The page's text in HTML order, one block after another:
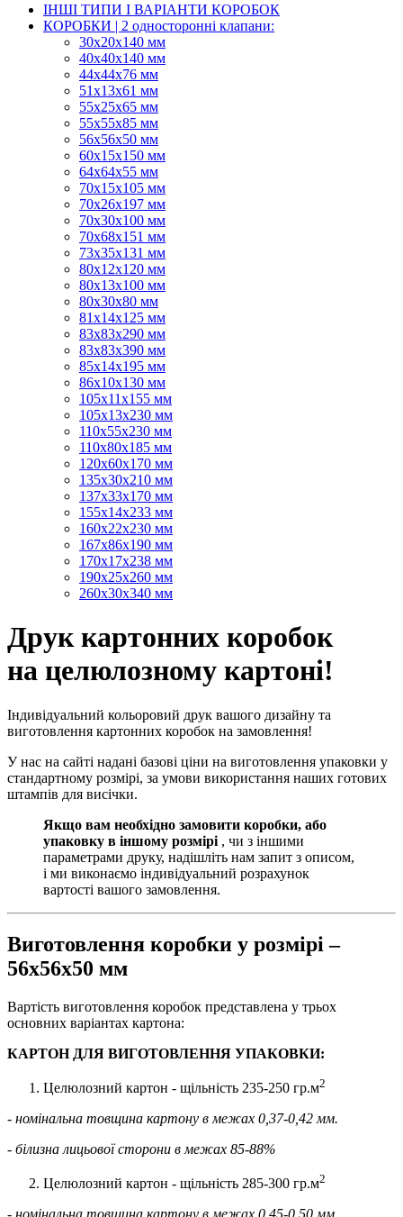
ІНШІ ТИПИ І ВАРІАНТИ КОРОБОК
КОРОБКИ | 2 односторонні клапани:
30x20x140 мм
40x40x140 мм
44х44х76 мм
51x13x61 мм
55х25х65 мм
55х55х85 мм
56х56х50 мм
60х15х150 мм
64х64х55 мм
70х15х105 мм
70х26х197 мм
70х30х100 мм
70х68х151 мм
73х35х131 мм
80х12х120 мм
80х13х100 мм
80х30х80 мм
81х14х125 мм
83х83х290 мм
83х83х390 мм
85х14х195 мм
86х10х130 мм
105х11х155 мм
105х13х230 мм
110х55х230 мм
110х80х185 мм
120х60х170 мм
135х30х210 мм
137х33х170 мм
155х14х233 мм
160х22х230 мм
167х86х190 мм
170х17х238 мм
190х25х260 мм
260х30х340 мм
Друк картонних коробок
на целюлозному картоні!
Індивідуальний кольоровий друк вашого дизайну та
виготовлення картонних коробок на замовлення!
У нас на сайті надані базові ціни на виготовлення упаковки у
стандартному розмірі, за умови використання наших готових
штампів для висічки.
Якщо вам необхідно замовити коробки, або
упаковку в іншому розмірі , чи з іншими
параметрами друку, надішліть нам запит з описом,
і ми виконаємо індивідуальний розрахунок
вартості вашого замовлення.
Виготовлення коробки у розмірі –
56х56х50 мм
Вартість виготовлення коробок представлена у трьох
основних варіантах картона:
КАРТОН ДЛЯ ВИГОТОВЛЕННЯ УПАКОВКИ:
Целюлозний картон - щільність 235-250 гр.м2
- номінальна товщина картону в межах 0,37-0,42 мм.
- білизна лицьової сторони в межах 85-88%
Целюлозний картон - щільність 285-300 гр.м2